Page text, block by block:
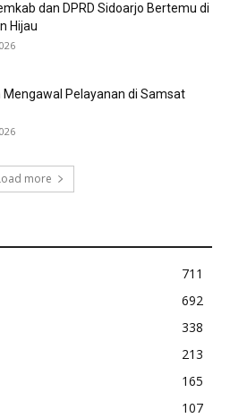
dan DPRD Sidoarjo Bertemu di
Hijau
Mengawal Pelayanan di Samsat
more
711
692
338
213
165
107